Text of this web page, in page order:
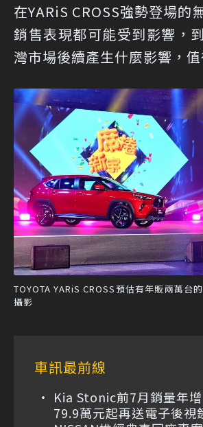
在YARiS CROSS強勢登場的
銷售表現都可能受到影響，
灣市場後續產生什麼影響，值
TOYOTA YARiS CROSS預估有年販兩萬台
攝影
車訊最前線
Kia Stonic前7月銷量年
79.9萬元起再送電子後視